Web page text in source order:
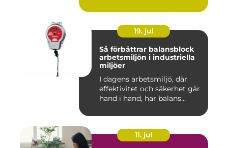
19. jul
Så förbättrar balansblock
arbetsmiljön i industriella
miljöer
I dagens arbetsmiljö, där
effektivitet och säkerhet går
hand i hand, har balans...
11. jul